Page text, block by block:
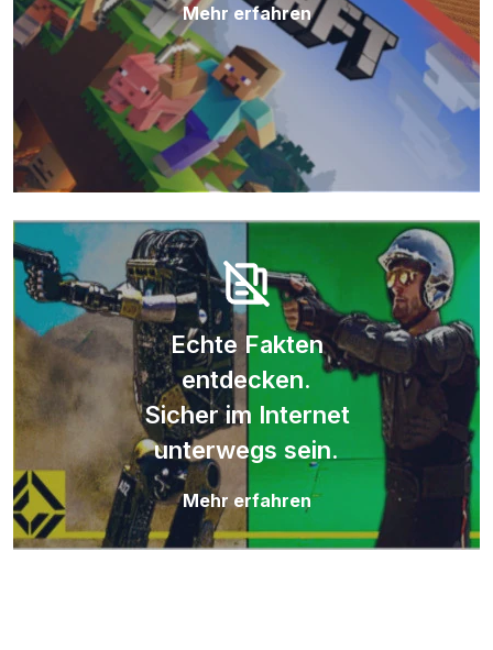
Mehr erfahren
Echte Fakten
entdecken.
Sicher im Internet
unterwegs sein.
Mehr erfahren